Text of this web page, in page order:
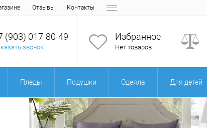
Отзывы Контакты
(903) 017-80-49
звонок
Избранное
Нет товаров
Пледы Подушки Одеяла Для детей